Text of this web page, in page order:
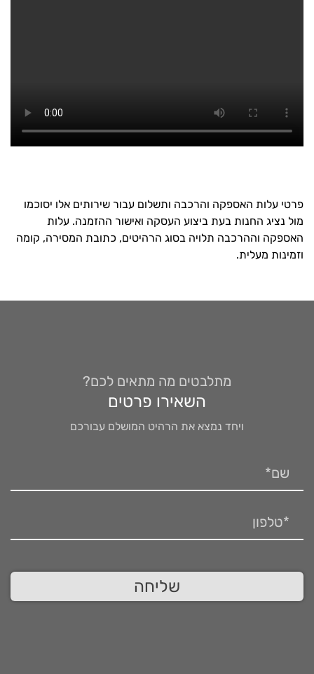
פרטי עלות האספקה והרכבה ותשלום עבור שירותים אלו יסוכמו
מול נציג החנות בעת ביצוע העסקה ואישור ההזמנה. עלות
האספקה וההרכבה תלויה בסוג הרהיטים, כתובת המסירה, קומה
וזמינות מעלית.
מתלבטים מה מתאים לכם?
השאירו פרטים
ויחד נמצא את הרהיט המושלם עבורכם
שליחה